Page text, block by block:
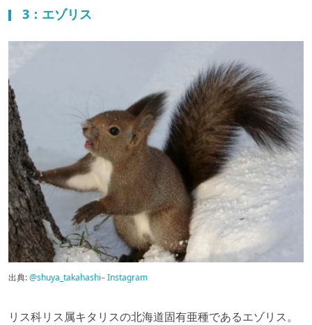
3：エゾリス
出典:@shuya_takahashi– Instagram
リス科リス属キタリスの北海道固有亜種であるエゾリス。